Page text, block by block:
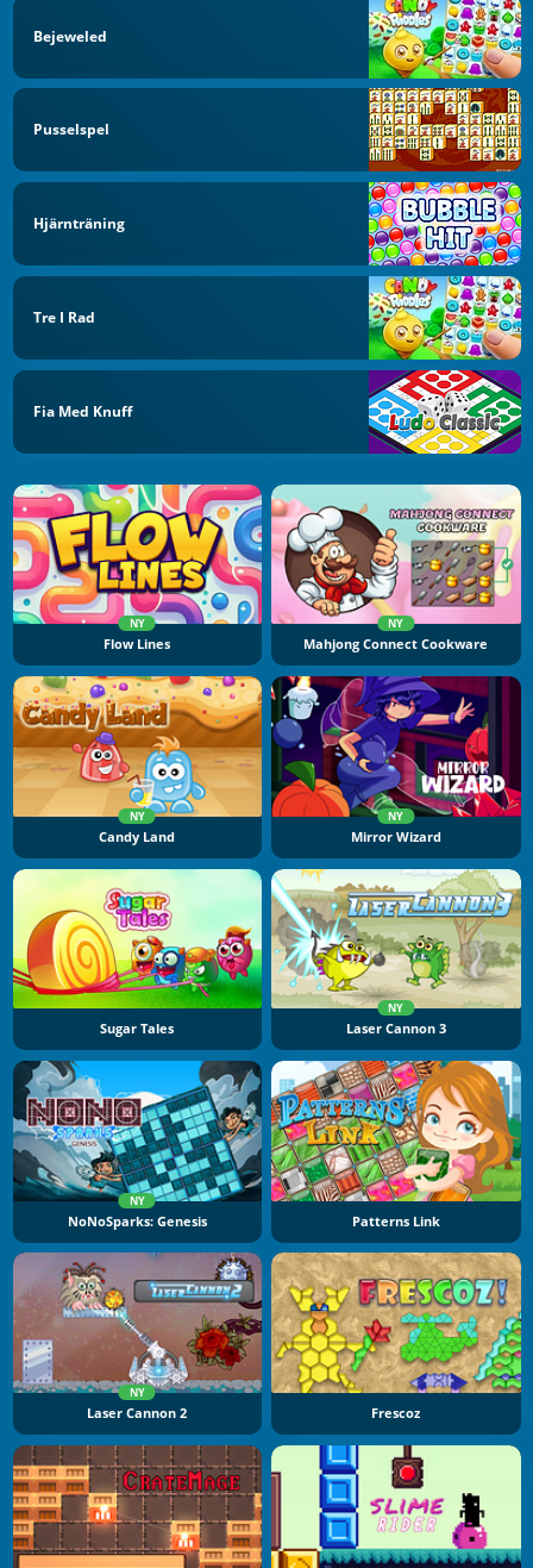
Bejeweled
Pusselspel
Hjärnträning
Tre I Rad
Fia Med Knuff
NY
Flow Lines
NY
Mahjong Connect Cookware
NY
Candy Land
NY
Mirror Wizard
Sugar Tales
NY
Laser Cannon 3
NY
NoNoSparks: Genesis Patterns Link
NY
Laser Cannon 2 Frescoz